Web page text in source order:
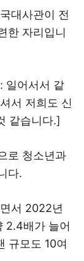
대사관이 전
한 자리입니
일어서서 같
서 저희도 신
같습니다.]
로 청소년과
다.
서 2022년
2.4배가 늘어
규모도 10여